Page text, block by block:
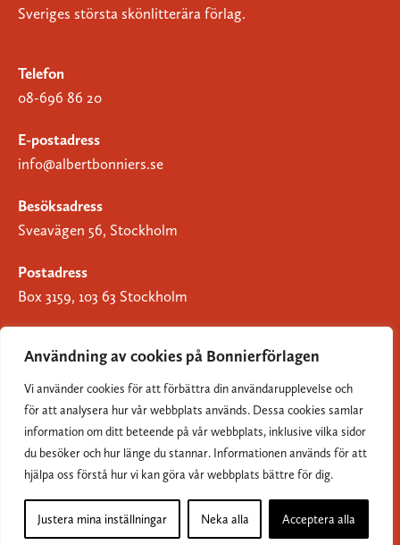
Användning av cookies på Bonnierförlagen
Vi använder cookies för att förbättra din användarupplevelse och
för att analysera hur vår webbplats används. Dessa cookies samlar
information om ditt beteende på vår webbplats, inklusive vilka sidor
du besöker och hur länge du stannar. Informationen används för att
hjälpa oss förstå hur vi kan göra vår webbplats bättre för dig.
Justera mina inställningar Neka alla Acceptera alla
Sveriges största skönlitterära förlag.
Telefon
08-696 86 20
E-postadress
info@albertbonniers.se
Besöksadress
Sveavägen 56, Stockholm
Postadress
Box 3159, 103 63 Stockholm
Om Bonnierförlagen
Cookies
Integritetspolicy